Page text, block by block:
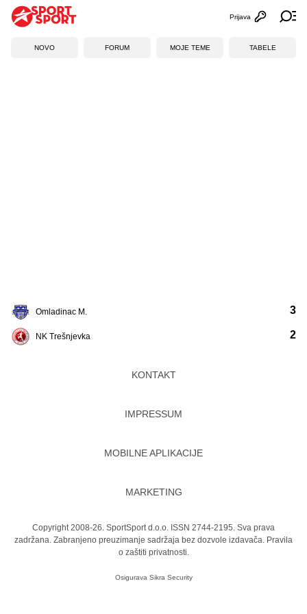
Otvori
Prijava
NOVO FORUM MOJE TEME TABELE
Omladinac M.
NK Trešnjevka
3
2
KONTAKT
IMPRESSUM
MOBILNE APLIKACIJE
MARKETING
Copyright 2008-26. SportSport d.o.o. ISSN 2744-2195. Sva prava
zadržana. Zabranjeno preuzimanje sadržaja bez dozvole izdavača. Pravila
o zaštiti privatnosti.
Osigurava Sikra Security